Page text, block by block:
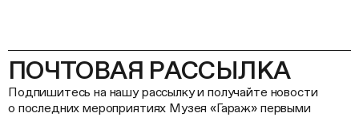
ПОЧТОВАЯ РАССЫЛКА
Подпишитесь на нашу рассылку и получайте новости
о последних мероприятиях Музея «Гараж» первыми